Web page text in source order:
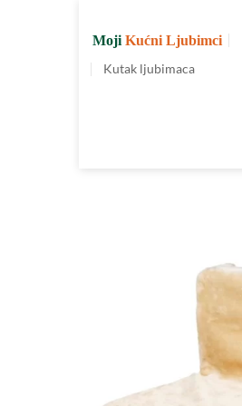
na
sadržaj
Moji Kućni Ljubimci
Kutak ljubimaca